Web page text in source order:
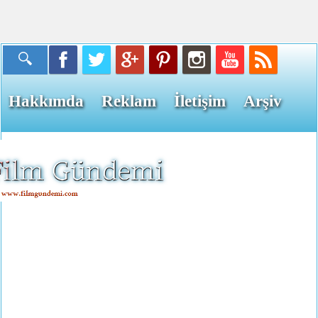
Hakkımda Reklam İletişim Arşiv